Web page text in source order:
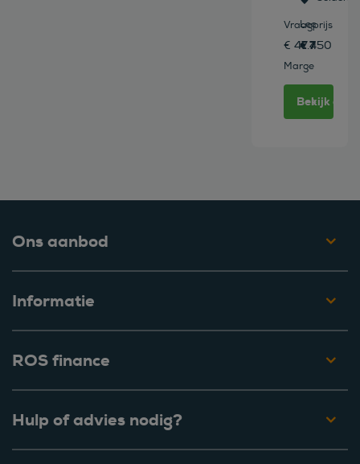
Vraagprijs
€ 47.450
Marge
Leasen
€ 777 /mnd
Bekijk
Ons aanbod
Informatie
ROS finance
Hulp of advies nodig?